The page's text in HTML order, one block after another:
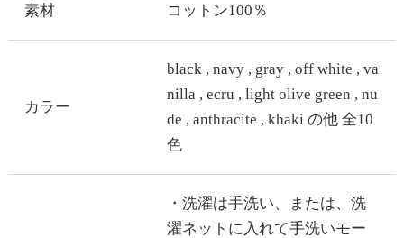
素材 コットン100％
カラー
black , navy , gray , off white , va
nilla , ecru , light olive green , nu
de , anthracite , khaki の他 全10
色
・洗濯は手洗い、または、洗
濯ネットに入れて手洗いモー